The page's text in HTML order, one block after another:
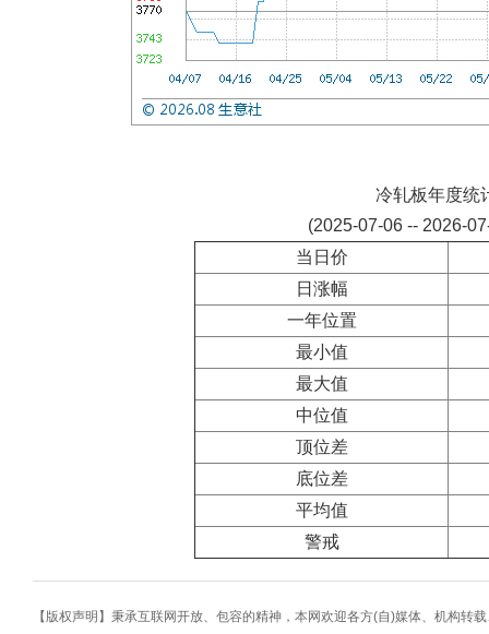
冷轧板年度统
(2025-07-06 -- 2026-
当日价
日涨幅
一年位置
最小值
最大值
中位值
顶位差
底位差
平均值
警戒
【版权声明】秉承互联网开放、包容的精神，本网欢迎各方(自)媒体、机构转